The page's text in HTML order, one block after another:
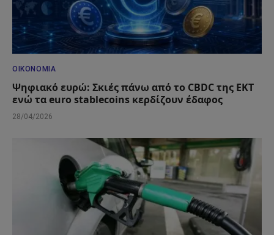
ΟΙΚΟΝΟΜΊΑ
Ψηφιακό ευρώ: Σκιές πάνω από το CBDC της ΕΚΤ
ενώ τα euro stablecoins κερδίζουν έδαφος
28/04/2026